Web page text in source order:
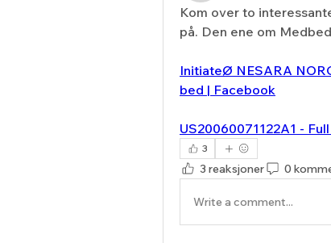
Kom over to
på. Den ene om
InitiateØ NESARA
bed | Facebook
US20060071122A1 -
3
3 reaksjoner 0
Write a comment...